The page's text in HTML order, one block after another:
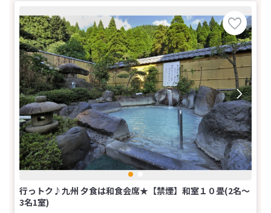
行っトク♪九州 夕食は和食会席★【禁煙】和室１０畳(2名～
3名1室)